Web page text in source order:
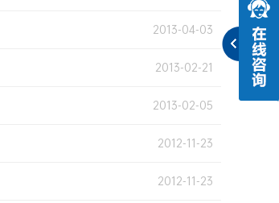
2013-04-03
2013-02-21
2013-02-05
2012-11-23
2012-11-23